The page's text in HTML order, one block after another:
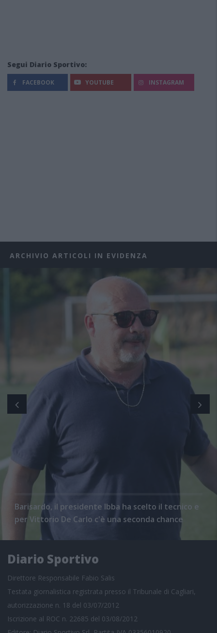
Segui Diario Sportivo:
FACEBOOK YOUTUBE INSTAGRAM
ARCHIVIO ARTICOLI IN EVIDENZA
Barisardo, il presidente Ibba ha scelto il tecnico e
per Vittorio De Carlo c'è una seconda chance
Diario Sportivo
Direttore Responsabile Fabio Salis
Testata giornalistica registrata presso il Tribunale di Cagliari,
autorizzazione n. 18 del 03/07/2012
Iscrizione al ROC n. 22685 del 03/08/2012